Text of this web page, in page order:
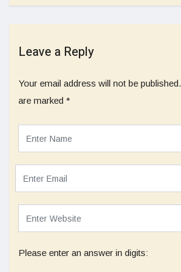
Leave a Reply
Your email address will not be published.
are marked *
Please enter an answer in digits: